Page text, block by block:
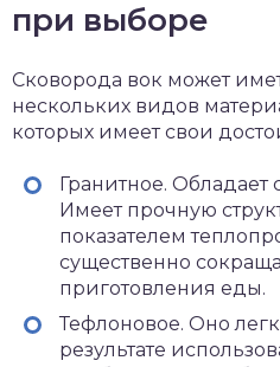
при выборе
Сковорода вок может
нескольких видов
которых имеет свои
Гранитное. Обладает
Имеет прочную
показателем
существенно
приготовления еды.
Тефлоновое. Оно
результате